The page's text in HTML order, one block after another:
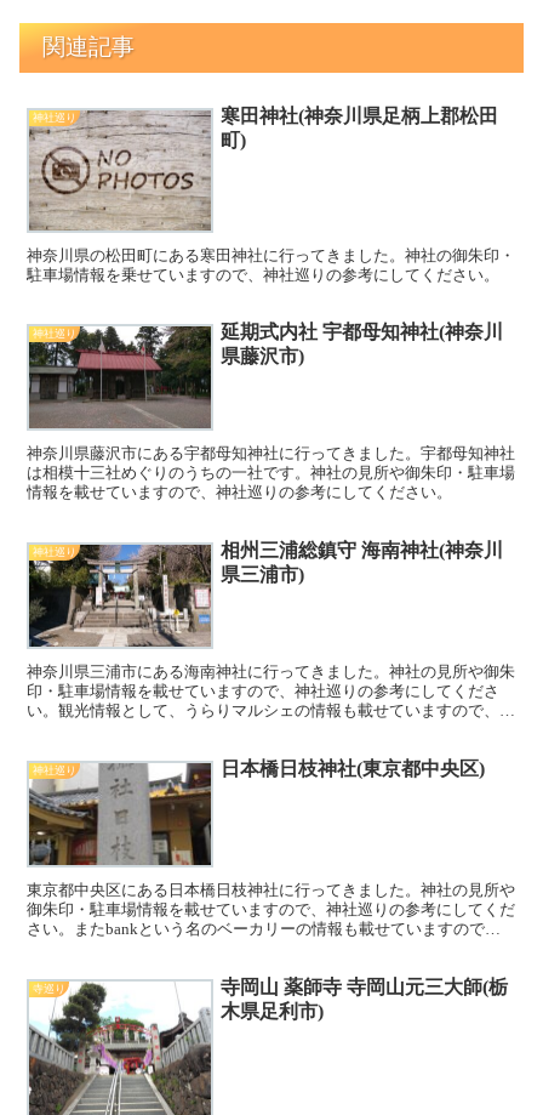
関連記事
神社巡り
寒田神社(神奈川県足柄上郡松田
町)
神奈川県の松田町にある寒田神社に行ってきました。神社の御朱印・
駐車場情報を乗せていますので、神社巡りの参考にしてください。
神社巡り
延期式内社 宇都母知神社(神奈川
県藤沢市)
神奈川県藤沢市にある宇都母知神社に行ってきました。宇都母知神社
は相模十三社めぐりのうちの一社です。神社の見所や御朱印・駐車場
情報を載せていますので、神社巡りの参考にしてください。
神社巡り
相州三浦総鎮守 海南神社(神奈川
県三浦市)
神奈川県三浦市にある海南神社に行ってきました。神社の見所や御朱
印・駐車場情報を載せていますので、神社巡りの参考にしてくださ
い。観光情報として、うらりマルシェの情報も載せていますので、ぜ
神社巡り 日本橋日枝神社(東京都中央区)
東京都中央区にある日本橋日枝神社に行ってきました。神社の見所や
御朱印・駐車場情報を載せていますので、神社巡りの参考にしてくだ
さい。またbankという名のベーカリーの情報も載せていますので、
寺巡り
寺岡山 薬師寺 寺岡山元三大師(栃
木県足利市)